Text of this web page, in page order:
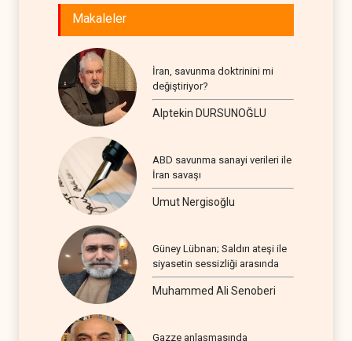
Makaleler
İran, savunma doktrinini mi
değiştiriyor?
Alptekin DURSUNOĞLU
ABD savunma sanayi verileri ile
İran savaşı
Umut Nergisoğlu
Güney Lübnan; Saldırı ateşi ile
siyasetin sessizliği arasında
Muhammed Ali Senoberi
Gazze anlaşmasında